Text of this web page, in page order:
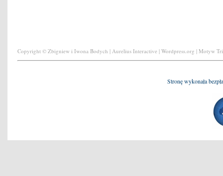
Copyright © Zbigniew i Iwona Bodych | Aurelius Interactive | Wordpress.org | Motyw
Stronę wykonała